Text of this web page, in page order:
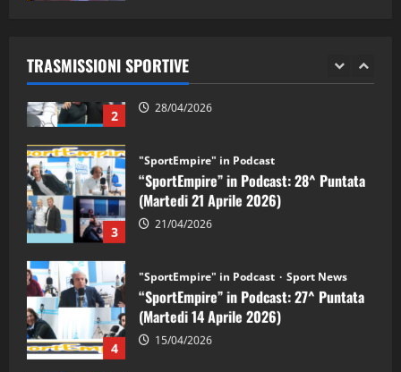
TRASMISSIONI SPORTIVE
2 28/04/2026
3
(Martedi 21 Aprile 2026)
21/04/2026
4
(Martedi 14 Aprile 2026)
15/04/2026